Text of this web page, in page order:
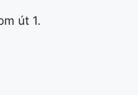
út 1.